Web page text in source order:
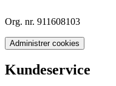
Org. nr. 911608103
Administrer cookies
Kundeservice